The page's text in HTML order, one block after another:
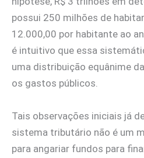
possui 250 milhões de
12.000,00 por habitante ao
é intuitivo que essa
uma distribuição equânime
os gastos públicos.
Tais observações iniciais já
sistema tributário não é um
para angariar fundos para